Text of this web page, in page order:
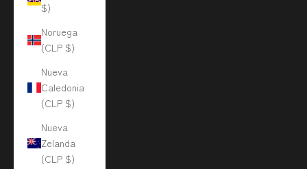
$)
Noruega
(CLP $)
Nueva
Caledonia
(CLP $)
Nueva
Zelanda
(CLP $)